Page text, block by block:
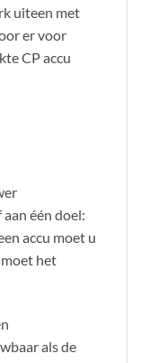
uiteen met
er voor
CP accu
één doel:
accu moet u
moet het
als de